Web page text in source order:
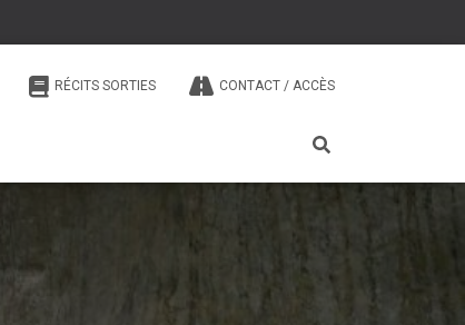
RÉCITS SORTIES CONTACT / ACCÈS